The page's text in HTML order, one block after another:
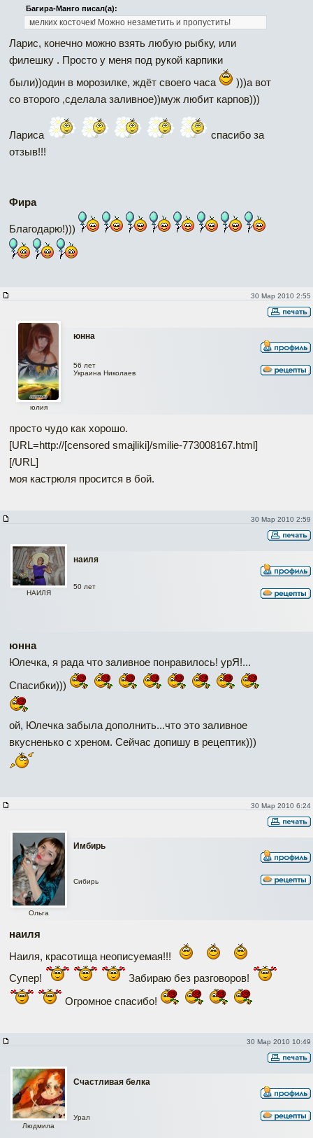
Багира-Манго писал(а):
мелких косточек! Можно незаметить и пропустить!
Ларис, конечно можно взять любую рыбку, или
филешку . Просто у меня под рукой карпики
были))один в морозилке, ждёт своего часа
)))а вот
со второго ,сделала заливное))муж любит карпов)))
Лариса
спасибо за
отзыв!!!
Фира
Благодарю!)))
30 Мар 2010 2:55
юнна
юлия
56 лет
Украина Николаев
просто чудо как хорошо.
[URL=http://[censored smajliki]/smilie-773008167.html]
[/URL]
моя кастрюля просится в бой.
30 Мар 2010 2:59
наиля
НАИЛЯ
50 лет
юнна
Юлечка, я рада что заливное понравилось! урЯ!...
Спасибки)))
ой, Юлечка забыла дополнить...что это заливное
вкусненько с хреном. Сейчас допишу в рецептик)))
30 Мар 2010 6:24
Имбирь
Ольга
Сибирь
наиля
Наиля, красотища неописуемая!!!
Супер!
Забираю без разговоров!
Огромное спасибо!
30 Мар 2010 10:49
Счастливая белка
Людмила
Урал